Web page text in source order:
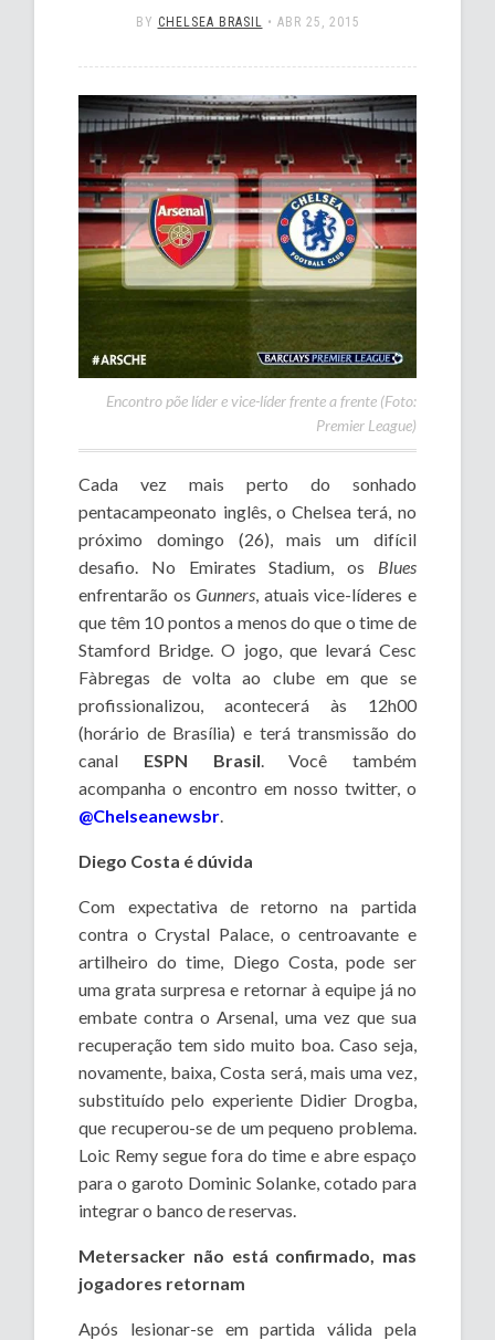
BY CHELSEA BRASIL • ABR 25, 2015
Encontro põe líder e vice-líder frente a frente (Foto:
Premier League)
Cada vez mais perto do sonhado
pentacampeonato inglês, o Chelsea terá, no
próximo domingo (26), mais um difícil
desafio. No Emirates Stadium, os Blues
enfrentarão osGunners, atuais vice-líderes e
que têm 10 pontos a menos do que o time de
Stamford Bridge. O jogo, que levará Cesc
Fàbregas de volta ao clube em que se
profissionalizou, acontecerá às 12h00
(horário de Brasília) e terá transmissão do
canal ESPN Brasil. Você também
acompanha o encontro em nosso twitter, o
@Chelseanewsbr.
Diego Costa é dúvida
Com expectativa de retorno na partida
contra o Crystal Palace, o centroavante e
artilheiro do time, Diego Costa, pode ser
uma grata surpresa e retornar à equipe já no
embate contra o Arsenal, uma vez que sua
recuperação tem sido muito boa. Caso seja,
novamente, baixa, Costa será, mais uma vez,
substituído pelo experiente Didier Drogba,
que recuperou-se de um pequeno problema.
Loic Remy segue fora do time e abre espaço
para o garoto Dominic Solanke, cotado para
integrar o banco de reservas.
Metersacker não está confirmado, mas
jogadores retornam
Após lesionar-se em partida válida pela